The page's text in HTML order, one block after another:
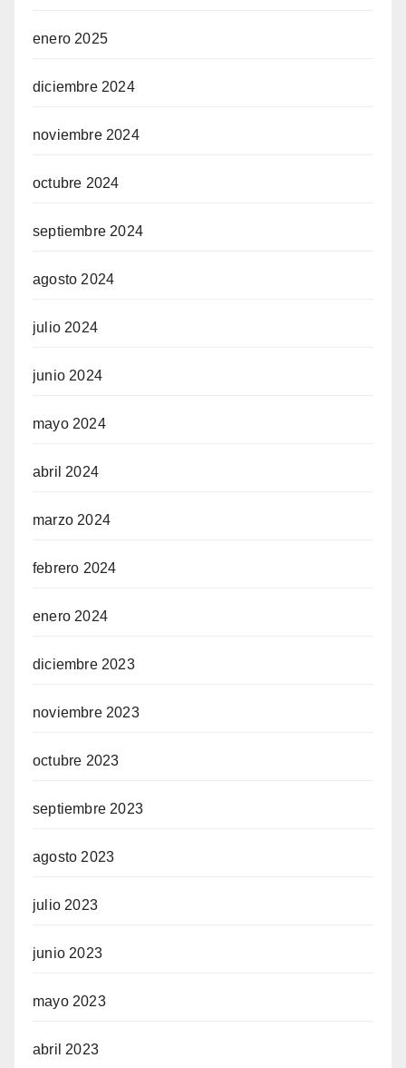
enero 2025
diciembre 2024
noviembre 2024
octubre 2024
septiembre 2024
agosto 2024
julio 2024
junio 2024
mayo 2024
abril 2024
marzo 2024
febrero 2024
enero 2024
diciembre 2023
noviembre 2023
octubre 2023
septiembre 2023
agosto 2023
julio 2023
junio 2023
mayo 2023
abril 2023